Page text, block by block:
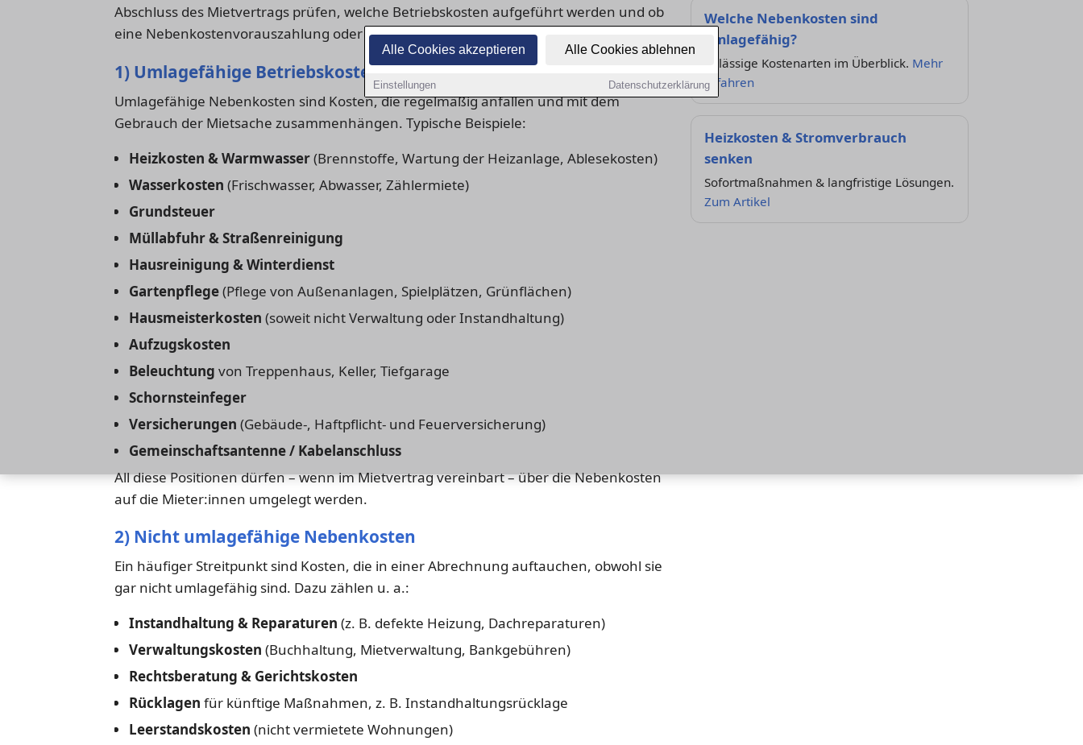
Alle Cookies akzeptieren Alle Cookies ablehnen
Einstellungen Datenschutzerklärung
Abschluss des Mietvertrags prüfen, welche Betriebskosten aufgeführt werden und ob
eine Nebenkostenvorauszahlung oder eine Pauschale vereinbart ist.
1) Umlagefähige Betriebskosten nach BetrKV
Umlagefähige Nebenkosten sind Kosten, die regelmäßig anfallen und mit dem
Gebrauch der Mietsache zusammenhängen. Typische Beispiele:
Heizkosten & Warmwasser(Brennstoffe, Wartung der Heizanlage, Ablesekosten)
Wasserkosten (Frischwasser, Abwasser, Zählermiete)
Grundsteuer
Müllabfuhr & Straßenreinigung
Hausreinigung & Winterdienst
Gartenpflege(Pflege von Außenanlagen, Spielplätzen, Grünflächen)
Hausmeisterkosten (soweit nicht Verwaltung oder Instandhaltung)
Aufzugskosten
Beleuchtung von Treppenhaus, Keller, Tiefgarage
Schornsteinfeger
Versicherungen (Gebäude-, Haftpflicht- und Feuerversicherung)
Gemeinschaftsantenne / Kabelanschluss
All diese Positionen dürfen – wenn im Mietvertrag vereinbart – über die Nebenkosten
auf die Mieter:innen umgelegt werden.
2) Nicht umlagefähige Nebenkosten
Ein häufiger Streitpunkt sind Kosten, die in einer Abrechnung auftauchen, obwohl sie
gar nicht umlagefähig sind. Dazu zählen u. a.:
Instandhaltung & Reparaturen (z. B. defekte Heizung, Dachreparaturen)
Verwaltungskosten (Buchhaltung, Mietverwaltung, Bankgebühren)
Rechtsberatung & Gerichtskosten
Rücklagen für künftige Maßnahmen, z. B. Instandhaltungsrücklage
Leerstandskosten (nicht vermietete Wohnungen)
Welche Nebenkosten sind
umlagefähig?
Zulässige Kostenarten im Überblick. Mehr
erfahren
Heizkosten & Stromverbrauch
senken
Sofortmaßnahmen & langfristige Lösungen.
Zum Artikel